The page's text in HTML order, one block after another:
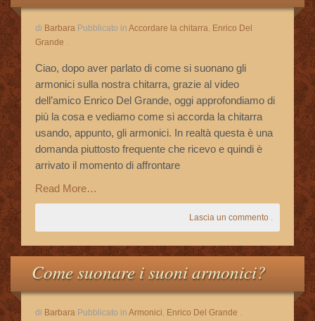
di Barbara Pubblicato in Accordare la chitarra, Enrico Del
Grande .
Ciao, dopo aver parlato di come si suonano gli
armonici sulla nostra chitarra, grazie al video
dell’amico Enrico Del Grande, oggi approfondiamo di
più la cosa e vediamo come si accorda la chitarra
usando, appunto, gli armonici. In realtà questa è una
domanda piuttosto frequente che ricevo e quindi è
arrivato il momento di affrontare
Read More…
Lascia un commento .
Come suonare i suoni armonici?
di Barbara Pubblicato in Armonici, Enrico Del Grande .